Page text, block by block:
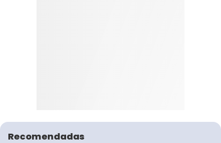
Recomendadas